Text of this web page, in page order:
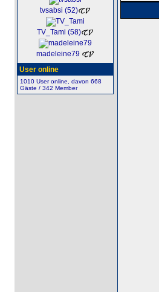
tvsabsi (52)
TV_Tami (58)
madeleine79
User online
1010 User online, davon 668
Gäste / 342 Member